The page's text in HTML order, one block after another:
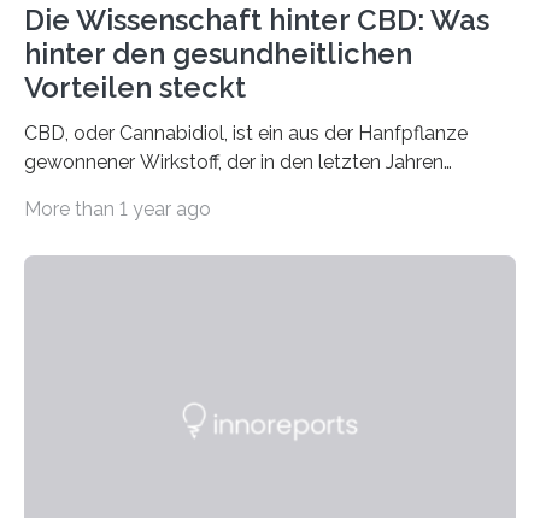
Die Wissenschaft hinter CBD: Was
hinter den gesundheitlichen
Vorteilen steckt
CBD, oder Cannabidiol, ist ein aus der Hanfpflanze
gewonnener Wirkstoff, der in den letzten Jahren
psychoaktive THC (Tetrahydrocannabinol) enthält CBD
Forschung und welche Entwicklungen gibt es auf
More than 1 year ago